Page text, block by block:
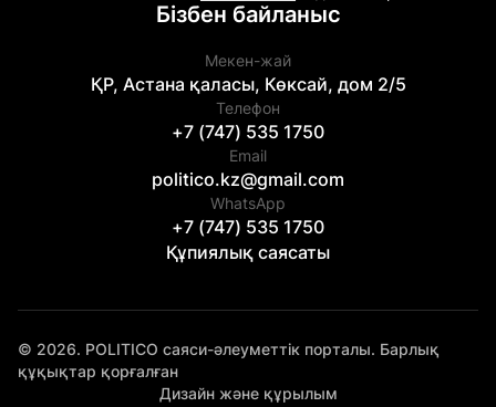
Бізбен байланыс
Мекен-жай
ҚР, Астана қаласы, Көксай, дом 2/5
Телефон
+7 (747) 535 1750
Email
politico.kz@gmail.com
WhatsApp
+7 (747) 535 1750
Құпиялық саясаты
© 2026. POLITICO саяси-әлеуметтік порталы. Барлық
құқықтар қорғалған
Дизайн және құрылым